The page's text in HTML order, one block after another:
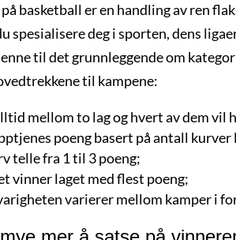
basketball er en handling av ren
spesialisere deg i sporten, dens
til det grunnleggende om
til kampene:
mellom to lag og hvert av dem vil
poeng basert på antall
telle fra 1 til 3 poeng;
vinner laget med flest poeng;
varierer mellom kamper i